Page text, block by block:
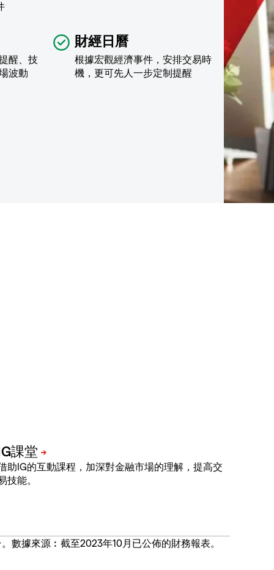
醒、技
波動
財經日曆
根據宏觀經濟事件，安排交易時
機，更可先人一步定制提醒
助IG的互動課程，加深對金融市場的理解，提高交
技能。
數據來源︰截至2023年10月已公佈的財務報表。